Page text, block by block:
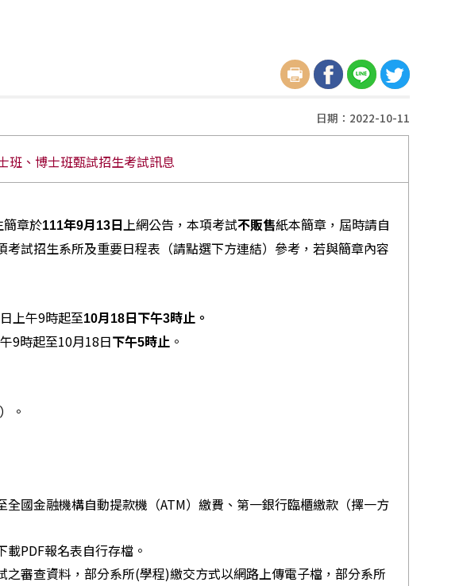
日期：2022-10-11
班、博士班甄試招生考試訊息
簡章於111年9月13日 上網公告，本項考試不販售紙本簡章，屆時請自
試招生系所及重要日程表（請點選下方連結）參考，若與簡章內容
上午9時起至10月18日下午3時止。
9時起至10月18日下午5時止 。
。
國金融機構自動提款機（ATM）繳費、第一銀行臨櫃繳款（擇一方
PDF報名表自行存檔。
審查資料，部分系所(學程)繳交方式以網路上傳電子檔，部分系所